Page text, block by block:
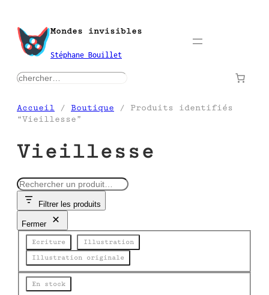
contenu
Mondes invisibles
Stéphane Bouillet
rechercher
Accueil / Boutique / Produits identifiés
“Vieillesse”
Vieillesse
R
e
e
e
Filtrer les produits
Fermer
Catégorie
Ecriture
Illustration
Illustration originale
État
En stock